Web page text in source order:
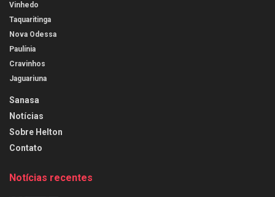
Vinhedo
Taquaritinga
Nova Odessa
Paulínia
Cravinhos
Jaguariuna
Sanasa
Notícias
Sobre Helton
Contato
Notícias recentes